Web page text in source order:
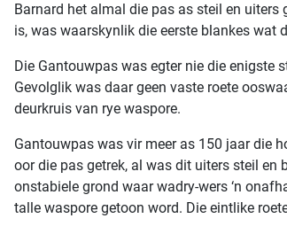
Barnard het almal die pas as steil en
is, was waarskynlik die eerste blankes wat
Die Gantouwpas was egter nie die enigste
Gevolglik was daar geen vaste roete
deurkruis van rye waspore.
Gantouwpas was vir meer as 150 jaar die
oor die pas getrek, al was dit uiters steil en
onstabiele grond waar wadry-wers ‘n
talle waspore getoon word. Die eintlike